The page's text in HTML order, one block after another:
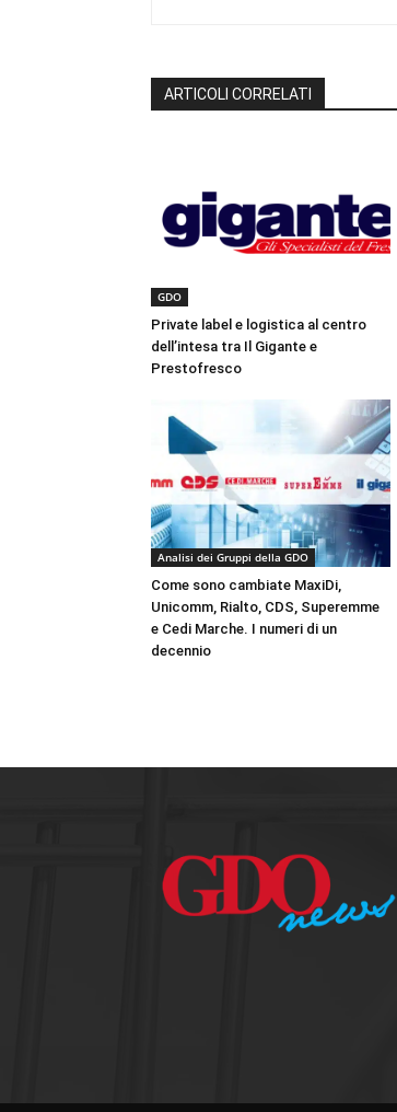
ARTICOLI CORRELATI
GDO
Private label e logistica al centro
dell’intesa tra Il Gigante e
Prestofresco
Analisi dei Gruppi della GDO
Come sono cambiate MaxiDi,
Unicomm, Rialto, CDS, Superemme
e Cedi Marche. I numeri di un
decennio